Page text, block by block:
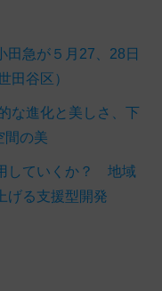
田急が５月27、28日
田谷区）
な進化と美しさ、下
間の美
していくか？ 地域
げる支援型開発